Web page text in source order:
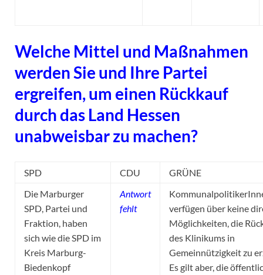
Welche Mittel und Maßnahmen
werden Sie und Ihre Partei
ergreifen, um einen Rückkauf
durch das Land Hessen
unabweisbar zu machen?
SPD CDU
GRÜNE
Die Marburger
SPD, Partei und
Fraktion, haben
sich wie die SPD im
Kreis Marburg-
Biedenkopf
Antwort
fehlt
verfügen über keine
Möglichkeiten, die
des Klinikums in
Gemeinnützigkeit zu
Es gilt aber, die